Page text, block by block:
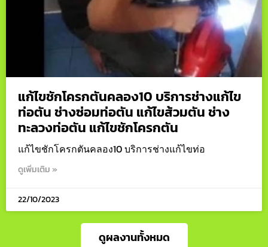
แก้ไขชักโครกตันคลอง10 บริการช่างแก้ไข
ท่อตัน ช่างซ่อมท่อตัน แก้ไขส้วมตัน ช่าง
ทะลวงท่อตัน แก้ไขชักโครกตัน
แก้ไขชักโครกตันคลอง10 บริการช่างแก้ไขท่อ
ดูเพิ่มเติม »
22/10/2023
ดูผลงานทั้งหมด